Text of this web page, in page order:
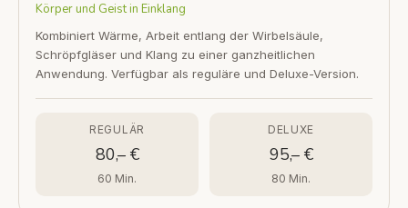
Körper und Geist in Einklang
Kombiniert Wärme, Arbeit entlang der Wirbelsäule,
Schröpfgläser und Klang zu einer ganzheitlichen
Anwendung. Verfügbar als reguläre und Deluxe-Version.
REGULÄR
80,– €
60 Min.
DELUXE
95,– €
80 Min.